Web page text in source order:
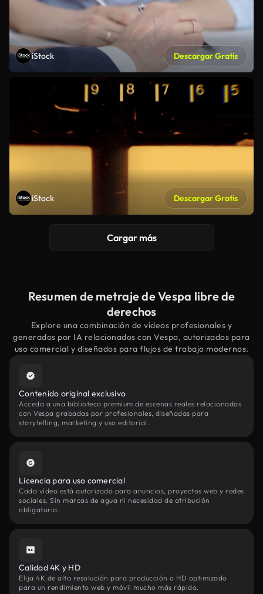
iStock Descargar Gratis
iStock Descargar Gratis
Cargar más
Resumen de metraje de Vespa libre de
derechos
Explore una combinación de vídeos profesionales y
generados por IA relacionados con Vespa, autorizados para
uso comercial y diseñados para flujos de trabajo modernos.
Contenido original exclusivo
Acceda a una biblioteca premium de escenas reales relacionadas
con Vespa grabadas por profesionales, diseñadas para
storytelling, marketing y uso editorial.
Licencia para uso comercial
Cada vídeo está autorizado para anuncios, proyectos web y redes
sociales. Sin marcas de agua ni necesidad de atribución
obligatoria.
Calidad 4K y HD
Elija 4K de alta resolución para producción o HD optimizado
para un rendimiento web y móvil mucho más rápido.